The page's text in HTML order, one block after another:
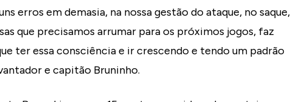
erros em demasia, na nossa gestão do ataque, no saque,
que precisamos arrumar para os próximos jogos, faz
ter essa consciência e ir crescendo e tendo um padrão
e capitão Bruninho.